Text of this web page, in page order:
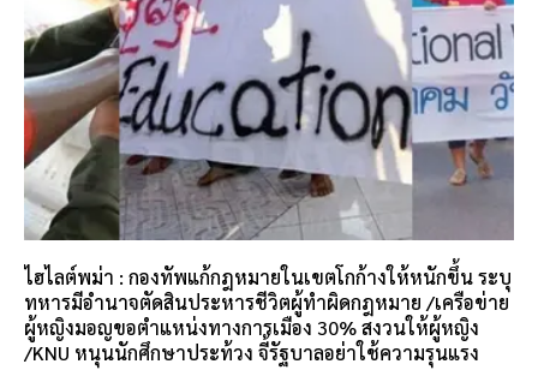
ไฮไลต์พม่า : กองทัพแก้กฎหมายในเขตโกก้างให้หนักขึ้น ระบุ
ทหารมีอำนาจตัดสินประหารชีวิตผู้ทำผิดกฎหมาย /เครือข่าย
ผู้หญิงมอญขอตำแหน่งทางการเมือง 30% สงวนให้ผู้หญิง
/KNU หนุนนักศึกษาประท้วง จี้รัฐบาลอย่าใช้ความรุนแรง